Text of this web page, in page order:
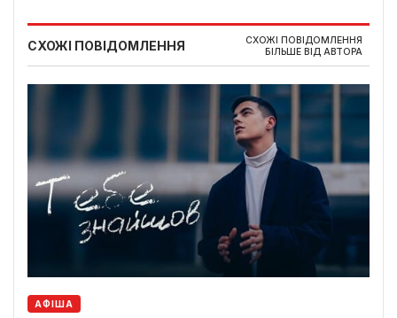
СХОЖІ ПОВІДОМЛЕННЯ
СХОЖІ ПОВІДОМЛЕННЯ
БІЛЬШЕ ВІД АВТОРА
АФІША